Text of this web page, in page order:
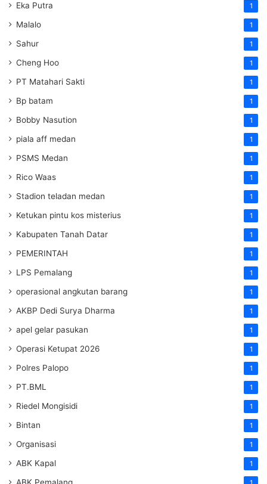
Eka Putra 1
Malalo 1
Sahur 1
Cheng Hoo 1
PT Matahari Sakti 1
Bp batam 1
Bobby Nasution 1
piala aff medan 1
PSMS Medan 1
Rico Waas 1
Stadion teladan medan 1
Ketukan pintu kos misterius 1
Kabupaten Tanah Datar 1
PEMERINTAH 1
LPS Pemalang 1
operasional angkutan barang 1
AKBP Dedi Surya Dharma 1
apel gelar pasukan 1
Operasi Ketupat 2026 1
Polres Palopo 1
PT.BML 1
Riedel Mongisidi 1
Bintan 1
Organisasi 1
ABK Kapal 1